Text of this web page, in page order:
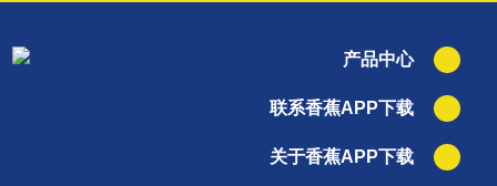
产品中心
联系香蕉APP下载
关于香蕉APP下载